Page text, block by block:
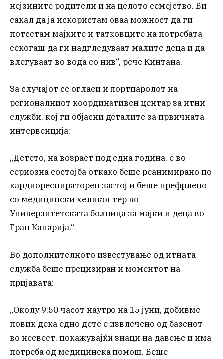
нејзините родители и на целото семејство. Би
сакал да ја искористам оваа можност да ги
потсетам мајките и татковците на потребата
секогаш да ги надгледуваат малите деца и да
влегуваат во вода со нив“, рече Кинтана.
За случајот се огласи и портпаролот на
регионалниот координативен центар за итни
служби, кој ги објасни деталите за првичната
интервенција:
„Детето, на возраст под една година, е во
сериозна состојба откако беше реанимирано по
кардиореспираторен застој и беше префрлено
со медицински хеликоптер во
Универзитетската болница за мајки и деца во
Гран Канарија.“
Во дополнителното известување од итната
служба беше прецизиран и моментот на
пријавата:
„Околу 9:50 часот наутро на 15 јуни, добивме
повик дека едно дете е извлечено од базенот
во несвест, покажувајќи знаци на давење и има
потреба од медицинска помош. Беше